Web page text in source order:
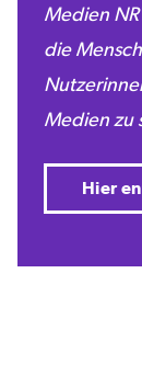
Medien
die
Medien zu
Hier